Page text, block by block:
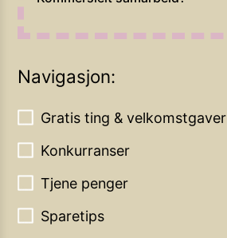
Navigasjon:
Gratis ting & velkomstgaver
Konkurranser
Tjene penger
Sparetips